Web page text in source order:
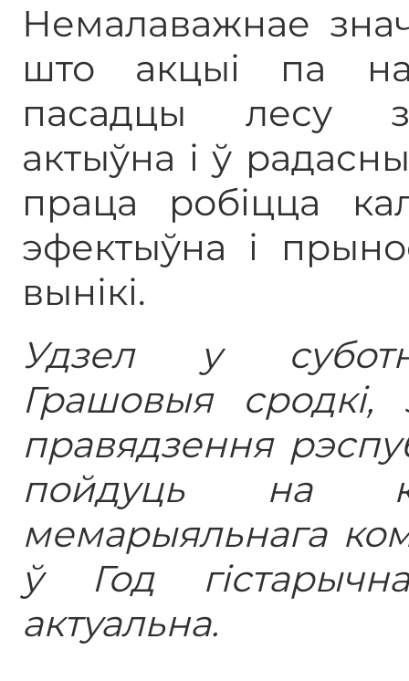
Немалаважнае
што акцыі па
пасадцы лесу
актыўна і ў
праца робіцца
эфектыўна і
вынікі.
Удзел у
Грашовыя
правядзення
пойдуць на
мемарыяльнага
ў Год
актуальна.